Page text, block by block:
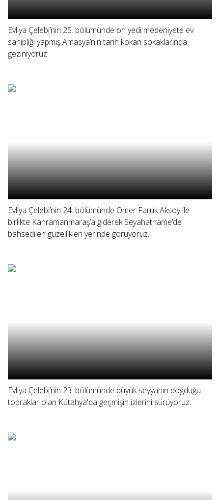
Evliya Çelebi’nin 25. bölümünde on yedi medeniyete ev
sahipliği yapmış Amasya’nın tarih kokan sokaklarında
geziniyoruz.
Evliya Çelebi’nin 24. bölümünde Ömer Faruk Aksoy ile
birlikte Kahramanmaraş’a giderek Seyahatname’de
bahsedilen güzellikleri yerinde görüyoruz.
Evliya Çelebi’nin 23. bölümünde büyük seyyahın doğduğu
topraklar olan Kütahya'da geçmişin izlerini sürüyoruz.